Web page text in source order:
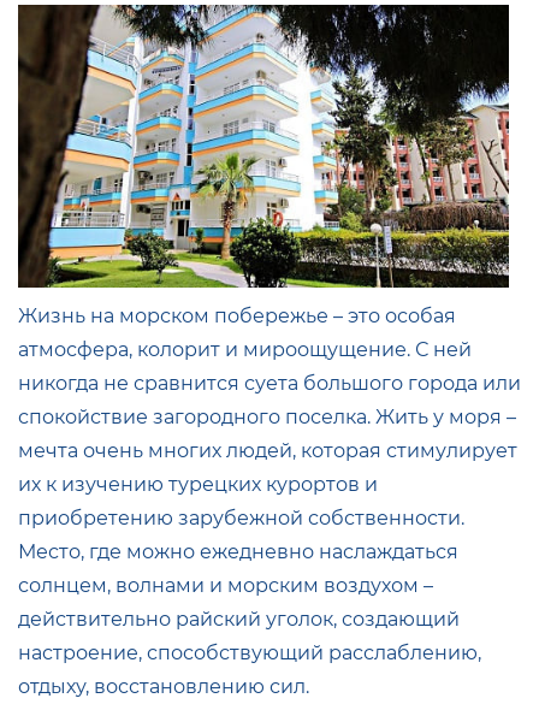
Жизнь на морском побережье – это особая
атмосфера, колорит и мироощущение. С ней
никогда не сравнится суета большого города или
спокойствие загородного поселка. Жить у моря –
мечта очень многих людей, которая стимулирует
их к изучению турецких курортов и
приобретению зарубежной собственности.
Место, где можно ежедневно наслаждаться
солнцем, волнами и морским воздухом –
действительно райский уголок, создающий
настроение, способствующий расслаблению,
отдыху, восстановлению сил.